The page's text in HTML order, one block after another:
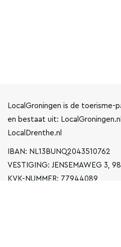
LocalGroningen is de toerisme-
en bestaat uit:
LocalDrenthe.nl
IBAN: NL13BUNQ2043510762
VESTIGING: JENSEMAWEG 3,
KVK-NUMMER: 77944089